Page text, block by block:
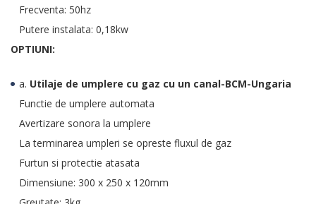
Frecventa: 50hz
Putere instalata: 0,18kw
OPTIUNI:
a. Utilaje de umplere cu gaz cu un canal-BCM-Ungaria
Functie de umplere automata
Avertizare sonora la umplere
La terminarea umpleri se opreste fluxul de gaz
Furtun si protectie atasata
Dimensiune: 300 x 250 x 120mm